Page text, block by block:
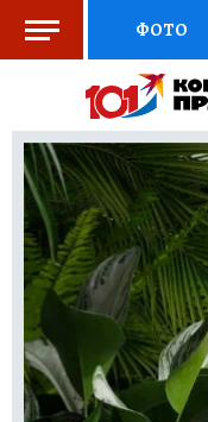
ФОТО
ВЫБОР
ПРЕСС-